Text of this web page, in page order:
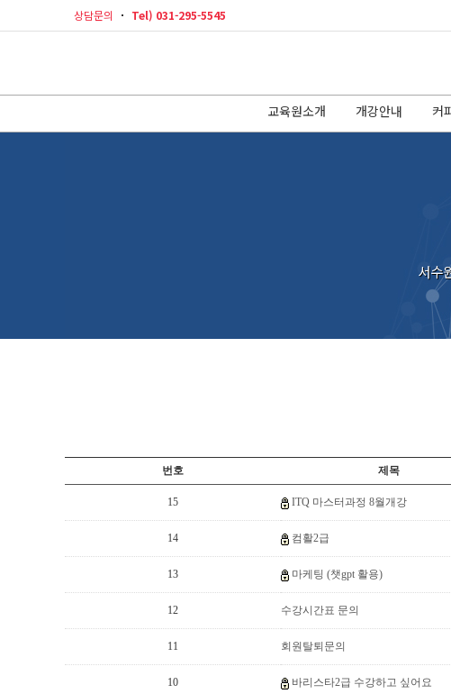
상담문의 Tel) 031-295-5545
교육원소개 개강안내 커
서수
번호 제목
15 ITQ 마스터과정 8월개강
14 컴활2급
13 마케팅 (챗gpt 활용)
12 수강시간표 문의
11 회원탈퇴문의
10 바리스타2급 수강하고 싶어요